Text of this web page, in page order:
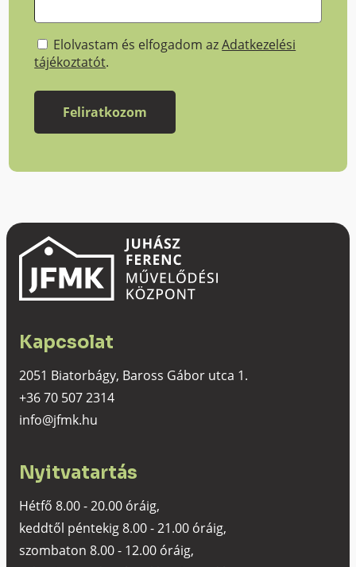
Elolvastam és elfogadom azAdatkezelési
tájékoztatót.
Kapcsolat
2051 Biatorbágy, Baross Gábor utca 1.
+36 70 507 2314
info@jfmk.hu
Nyitvatartás
Hétfő 8.00 - 20.00 óráig,
keddtől péntekig 8.00 - 21.00 óráig,
szombaton 8.00 - 12.00 óráig,